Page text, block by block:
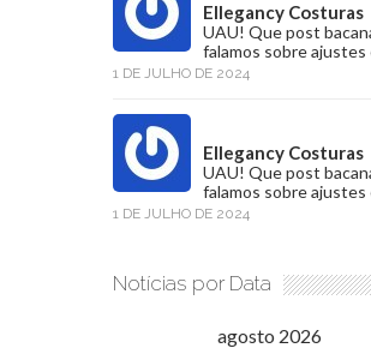
Ellegancy Costuras
UAU! Que post
falamos sobre ajustes
1 DE JULHO DE 2024
Ellegancy Costuras
UAU! Que post
falamos sobre ajustes
1 DE JULHO DE 2024
Notícias por Data
agosto 2026